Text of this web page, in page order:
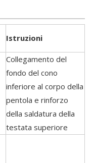
Istruzioni
Collegamento del
fondo del cono
inferiore al corpo della
pentola e rinforzo
della saldatura della
testata superiore